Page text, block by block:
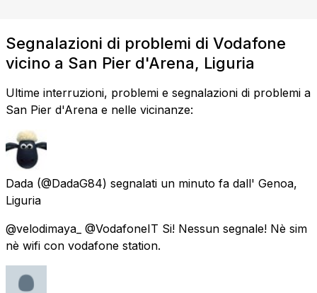
Segnalazioni di problemi di Vodafone
vicino a San Pier d'Arena, Liguria
Ultime interruzioni, problemi e segnalazioni di problemi a
San Pier d'Arena e nelle vicinanze:
Dada (@DadaG84) segnalati un minuto fa dall' Genoa,
Liguria
@velodimaya_ @VodafoneIT Si! Nessun segnale! Nè sim
nè wifi con vodafone station.